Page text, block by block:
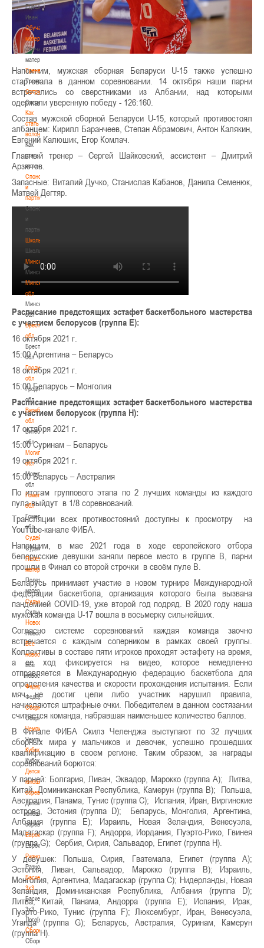
Едешко
Иван
Обучающие
материалы
Обучающие
материалы
Тренерам
Тренерам
Сотрудничество
Сотрудничество
Как
стать
волонтером
Как
стать
волонтером
Спонсоры
и
партнеры
Спонсоры
и
партнеры
Школы
Школы
Минск
Минск
Минская
обл
Минская
обл
Брестская
обл
Брестская
обл
Гродненская
обл
Гродненская
обл
Витебская
обл
Витебская
обл
Могилевская
обл
Могилевская
обл
Гомельская
обл
Гомельская
обл
Судейство
Судейство
Полезные
материалы
Полезные
материалы
Судьи
Судьи
Новости
Новости
Все
новости
Все
новости
Федерация
Федерация
Сборные
Сборные
Чемпионат
Чемпионат
Кубок
Кубок
Детско-
юношеские
соревнования
Детско-
юношеские
соревнования
Еврокубки
Еврокубки
Разное
Разное
Баскетбол
3х3
Баскетбол
3х3
Лого[modid=121]
Сборные
Сборные
Напомним, мужская сборная Беларуси U-15 также успешно
стартовала в данном соревновании. 14 октября наши парни
встречались со сверстниками из Албании, над которыми
одержали уверенную победу - 126:160.
Состав мужской сборной Беларуси U-15, который противостоял
албанцем: Кирилл Баранчеев, Степан Абрамович, Антон Калякин,
Евгений Калюшик, Егор Комлач.
Главный тренер – Сергей Шайковский, ассистент – Дмитрий
Арзютов.
Запасные: Виталий Дучко, Станислав Кабанов, Данила Семенюк,
Матвей Дегтяр.
Расписание предстоящих эстафет баскетбольного мастерства
с участием белорусов (группа Е):
16 октября 2021 г.
15:00 Аргентина – Беларусь
18 октября 2021 г.
15:00 Беларусь – Монголия
Расписание предстоящих эстафет баскетбольного мастерства
с участием белорусок (группа H):
17 октября 2021 г.
15:00 Суринам – Беларусь
19 октября 2021 г.
15:00 Беларусь – Австралия
По итогам группового этапа по 2 лучших команды из каждого
пула выйдут в 1/8 соревнований.
Трансляции всех противостояний доступны к просмотру на
YouTube-канале ФИБА.
Напомним, в мае 2021 года в ходе европейского отбора
белорусские девушки заняли первое место в группе B, парни
прошли в Финал со второй строчки в своём пуле В.
Беларусь принимает участие в новом турнире Международной
федерации баскетбола, организация которого была вызвана
пандемией COVID-19, уже второй год подряд. В 2020 году наша
мужская команда U-17 вошла в восьмерку сильнейших.
Согласно системе соревнований каждая команда заочно
встречается с каждым соперником в рамках своей группы.
Коллективы в составе пяти игроков проходят эстафету на время,
а ее ход фиксируется на видео, которое немедленно
отправляется в Международную федерацию баскетбола для
определения качества и скорости прохождения испытания. Если
мяч не достиг цели либо участник нарушил правила,
начисляются штрафные очки. Победителем в данном состязании
считается команда, набравшая наименьшее количество баллов.
В Финале ФИБА Скилз Челенджа выступают по 32 лучших
сборных мира у мальчиков и девочек, успешно прошедших
квалификацию в своем регионе. Таким образом, за награды
соревнований борются:
У парней: Болгария, Ливан, Эквадор, Марокко (группа А); Литва,
Китай, Доминиканская Республика, Камерун (группа В); Польша,
Австралия, Панама, Тунис (группа С); Испания, Иран, Виргинские
острова, Эстония (группа D); Беларусь, Монголия, Аргентина,
Албания (группа Е); Израиль, Новая Зеландия, Венесуэла,
Мадагаскар (группа F); Андорра, Иордания, Пуэрто-Рико, Гвинея
(группа G); Сербия, Сирия, Сальвадор, Египет (группа Н).
У девушек: Польша, Сирия, Гватемала, Египет (группа А);
Эстония, Ливан, Сальвадор, Марокко (группа В); Израиль,
Монголия, Аргентина, Мадагаскар (группа С); Нидерланды, Новая
Зеландия, Доминиканская Республика, Албания (группа D);
Литва, Китай, Панама, Андорра (группа Е); Испания, Ирак,
Пуэрто-Рико, Тунис (группа F); Люксембург, Иран, Венесуэла,
Уганда (группа G); Беларусь, Австралия, Суринам, Камерун
(группа Н).